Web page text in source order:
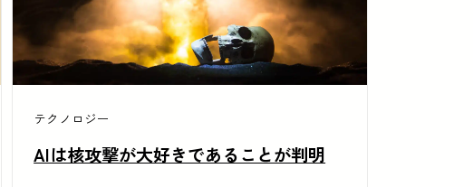
テクノロジー
AIは核攻撃が大好きであることが判明